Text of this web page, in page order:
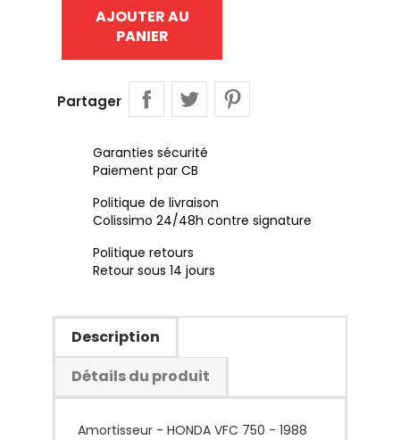
AJOUTER AU
PANIER
Partager
Garanties sécurité
Paiement par CB
Politique de livraison
Colissimo 24/48h contre signature
Politique retours
Retour sous 14 jours
Description
Détails du produit
Amortisseur - HONDA VFC 750 - 1988